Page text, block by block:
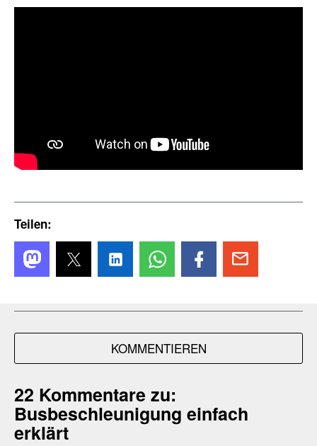
Teilen:
KOMMENTIEREN
22 Kommentare zu:
Busbeschleunigung einfach
erklärt